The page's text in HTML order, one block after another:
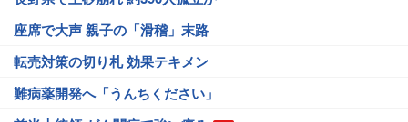
座席で大声 親子の「滑稽」末路
転売対策の切り札 効果テキメン
難病薬開発へ「うんちください」